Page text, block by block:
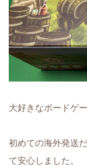
大好きなボードゲ
初めての海外発送
て安心しました。